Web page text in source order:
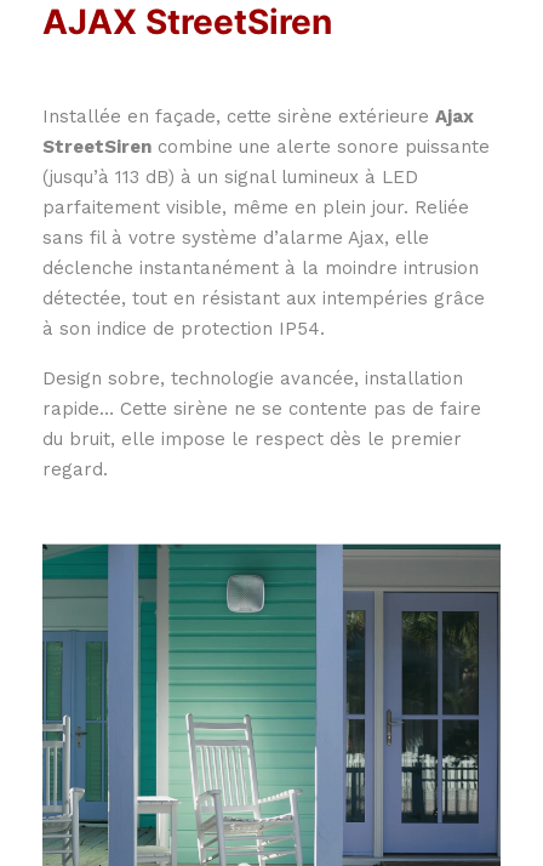
AJAX StreetSiren
Installée en façade, cette sirène extérieure Ajax
StreetSiren combine une alerte sonore puissante
(jusqu’à 113 dB) à un signal lumineux à LED
parfaitement visible, même en plein jour. Reliée
sans fil à votre système d’alarme Ajax, elle
déclenche instantanément à la moindre intrusion
détectée, tout en résistant aux intempéries grâce
à son indice de protection IP54.
Design sobre, technologie avancée, installation
rapide… Cette sirène ne se contente pas de faire
du bruit, elle impose le respect dès le premier
regard.